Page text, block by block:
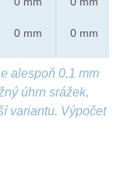
0 mm 0 mm
alespoň 0,1 mm
úhrn srážek,
variantu. Výpočet